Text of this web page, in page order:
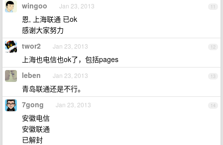
11
wingoo Jan 23, 2013
恩, 上海联通 已ok
感谢大家努力
12
twor2 Jan 23, 2013
上海也电信也ok了，包括pages
13
leben Jan 23, 2013
青岛联通还是不行。
14
7gong Jan 23, 2013
安徽电信
安徽联通
已解封